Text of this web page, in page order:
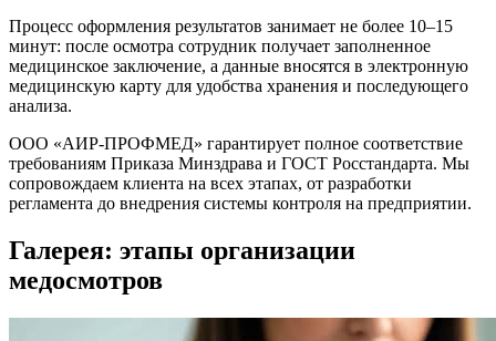
Процесс оформления результатов занимает не более 10–15
минут: после осмотра сотрудник получает заполненное
медицинское заключение, а данные вносятся в электронную
медицинскую карту для удобства хранения и последующего
анализа.
ООО «АИР-ПРОФМЕД» гарантирует полное соответствие
требованиям Приказа Минздрава и ГОСТ Росстандарта. Мы
сопровождаем клиента на всех этапах, от разработки
регламента до внедрения системы контроля на предприятии.
Галерея: этапы организации
медосмотров